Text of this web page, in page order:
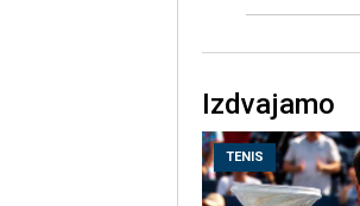
Izdvajamo
TENIS